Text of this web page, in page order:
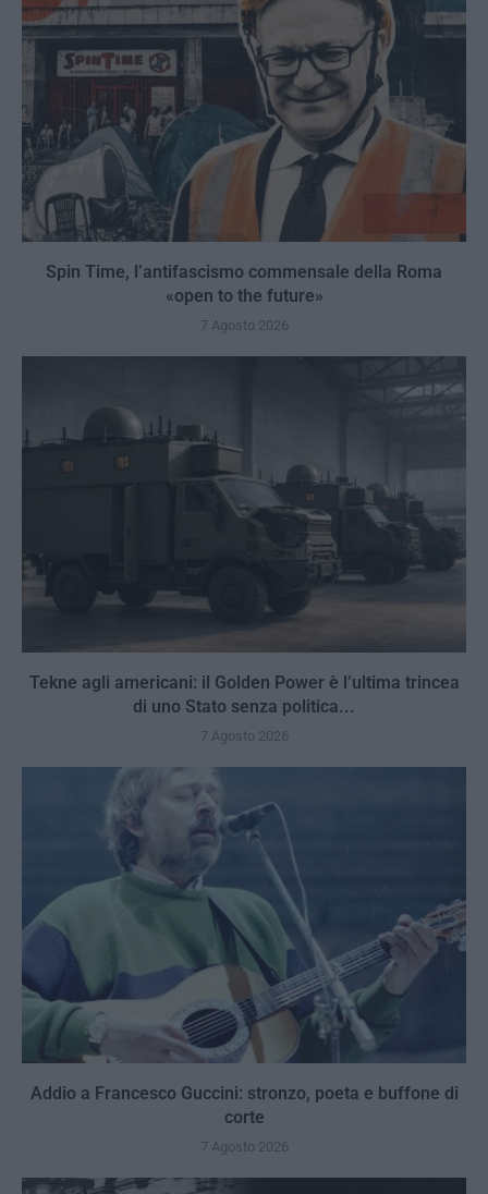
Spin Time, l’antifascismo commensale della Roma
«open to the future»
7 Agosto 2026
Tekne agli americani: il Golden Power è l’ultima trincea
di uno Stato senza politica...
7 Agosto 2026
Addio a Francesco Guccini: stronzo, poeta e buffone di
corte
7 Agosto 2026